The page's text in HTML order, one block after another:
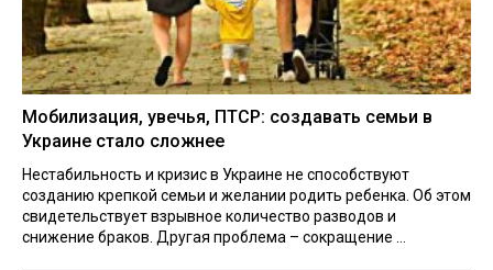
Мобилизация, увечья, ПТСР: создавать семьи в
Украине стало сложнее
Нестабильность и кризис в Украине не способствуют
созданию крепкой семьи и желании родить ребенка. Об этом
свидетельствует взрывное количество разводов и
снижение браков. Другая проблема – сокращение ...